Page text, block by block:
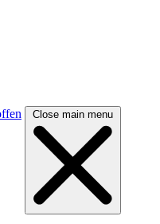
Close main menu